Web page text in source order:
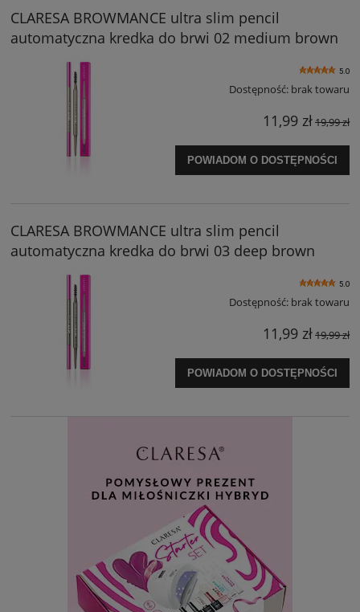
CLARESA BROWMANCE ultra slim pencil
automatyczna kredka do brwi 02 medium brown
5.0
Dostępność: brak towaru
11,99 zł19,99 zł
POWIADOM O DOSTĘPNOŚCI
CLARESA BROWMANCE ultra slim pencil
automatyczna kredka do brwi 03 deep brown
5.0
Dostępność: brak towaru
11,99 zł19,99 zł
POWIADOM O DOSTĘPNOŚCI